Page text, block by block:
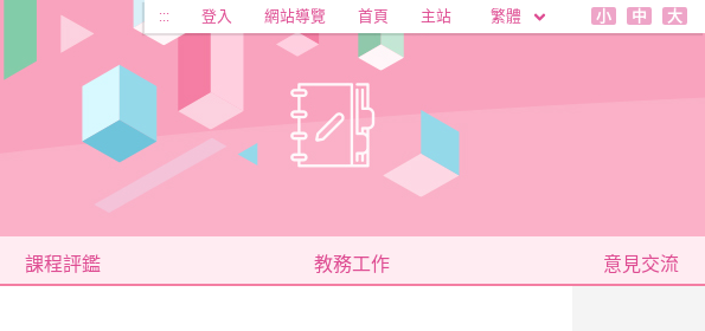
::: 登入 網站導覽 首頁 主站 繁體 小 中 大
課程評鑑 教務工作 意見交流